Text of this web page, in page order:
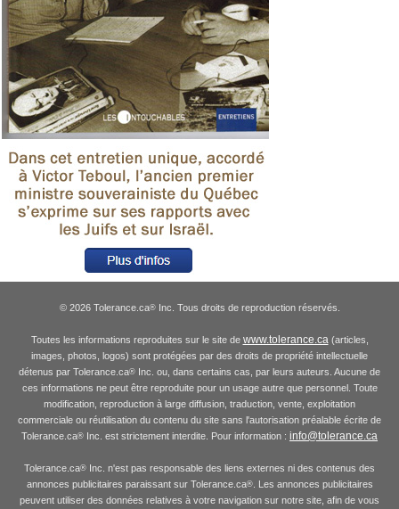
© 2026 Tolerance.ca®Inc. Tous droits de reproduction réservés.
Toutes les informations reproduites sur le site de www.tolerance.ca(articles,
images, photos, logos) sont protégées par des droits de propriété intellectuelle
détenus par Tolerance.ca® Inc. ou, dans certains cas, par leurs auteurs. Aucune de
ces informations ne peut être reproduite pour un usage autre que personnel. Toute
modification, reproduction à large diffusion, traduction, vente, exploitation
commerciale ou réutilisation du contenu du site sans l'autorisation préalable écrite de
Tolerance.ca® Inc. est strictement interdite. Pour information : info@tolerance.ca
Tolerance.ca® Inc. n'est pas responsable des liens externes ni des contenus des
annonces publicitaires paraissant sur Tolerance.ca®. Les annonces publicitaires
peuvent utiliser des données relatives à votre navigation sur notre site, afin de vous